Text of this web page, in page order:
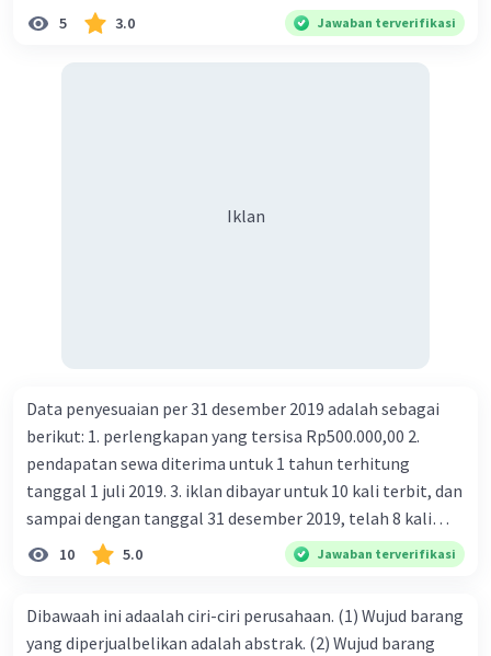
5 3.0 Jawaban terverifikasi
Iklan
Data penyesuaian per 31 desember 2019 adalah sebagai
berikut: 1. perlengkapan yang tersisa Rp500.000,00 2.
pendapatan sewa diterima untuk 1 tahun terhitung
tanggal 1 juli 2019. 3. iklan dibayar untuk 10 kali terbit, dan
sampai dengan tanggal 31 desember 2019, telah 8 kali
terbit. 4. gaji terutang untuk periode berjalan sebesar
Rp800.000,00 dari data di atas, pencatatan jurnal pembalik
10 5.0 Jawaban terverifikasi
Dibawaah ini adaalah ciri-ciri perusahaan. (1) Wujud barang
yang diperjualbelikan adalah abstrak. (2) Wujud barang